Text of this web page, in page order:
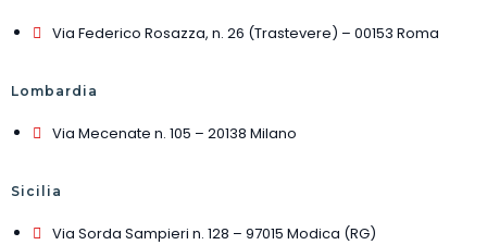
Via Federico Rosazza, n. 26 (Trastevere) – 00153 Roma
Lombardia
Via Mecenate n. 105 – 20138 Milano
Sicilia
Via Sorda Sampieri n. 128 – 97015 Modica (RG)